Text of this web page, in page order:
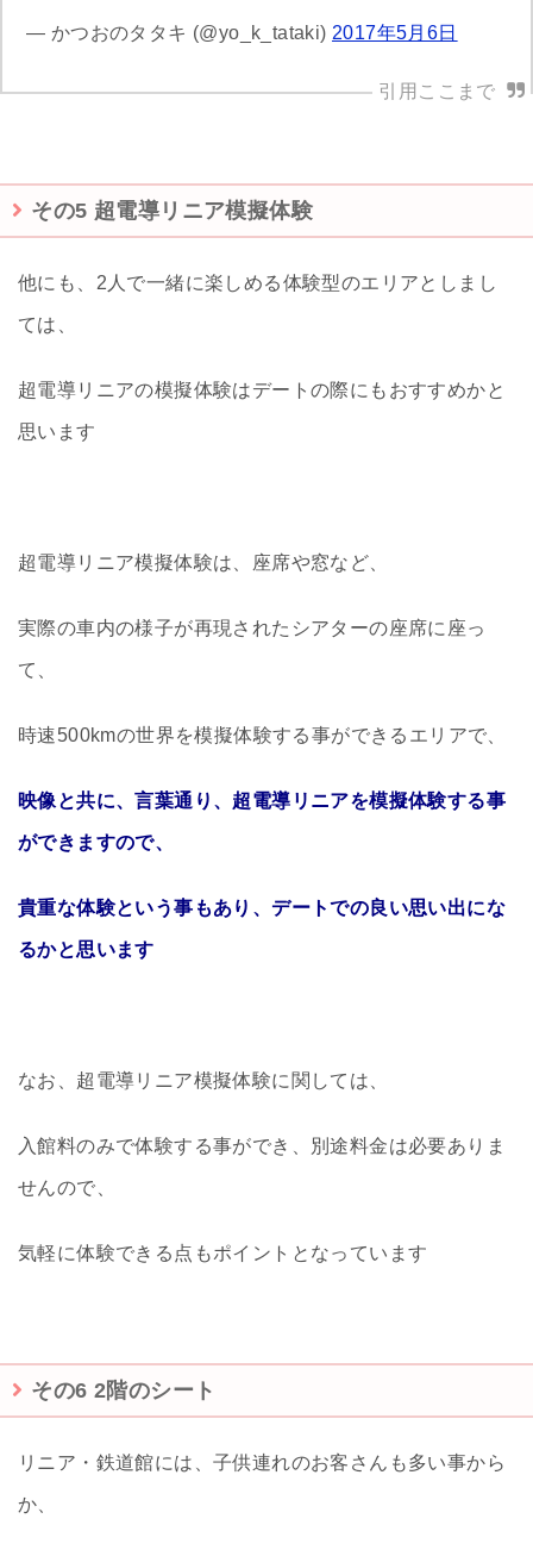
— かつおのタタキ (@yo_k_tataki) 2017年5月6日
その5 超電導リニア模擬体験
他にも、2人で一緒に楽しめる体験型のエリアとしまし
ては、
超電導リニアの模擬体験はデートの際にもおすすめかと
思います
超電導リニア模擬体験は、座席や窓など、
実際の車内の様子が再現されたシアターの座席に座っ
て、
時速500kmの世界を模擬体験する事ができるエリアで、
映像と共に、言葉通り、超電導リニアを模擬体験する事
ができますので、
貴重な体験という事もあり、デートでの良い思い出にな
るかと思います
なお、超電導リニア模擬体験に関しては、
入館料のみで体験する事ができ、別途料金は必要ありま
せんので、
気軽に体験できる点もポイントとなっています
その6 2階のシート
リニア・鉄道館には、子供連れのお客さんも多い事から
か、